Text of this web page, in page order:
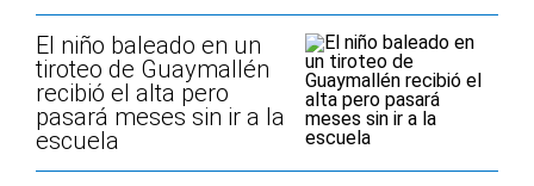
El niño baleado en un
tiroteo de Guaymallén
recibió el alta pero
pasará meses sin ir a la
escuela